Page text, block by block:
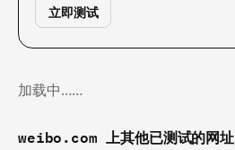
立即测试
加载中……
weibo.com 上其他已测试的网址